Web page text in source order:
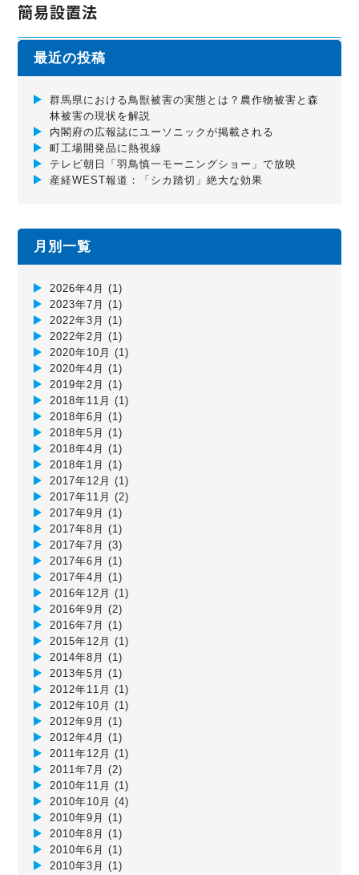
簡易設置法
最近の投稿
群馬県における鳥獣被害の実態とは？農作物被害と森
林被害の現状を解説
内閣府の広報誌にユーソニックが掲載される
町工場開発品に熱視線
テレビ朝日「羽鳥慎一モーニングショー」で放映
産経WEST報道：「シカ踏切」絶大な効果
月別一覧
2026年4月 (1)
2023年7月 (1)
2022年3月 (1)
2022年2月 (1)
2020年10月 (1)
2020年4月 (1)
2019年2月 (1)
2018年11月 (1)
2018年6月 (1)
2018年5月 (1)
2018年4月 (1)
2018年1月 (1)
2017年12月 (1)
2017年11月 (2)
2017年9月 (1)
2017年8月 (1)
2017年7月 (3)
2017年6月 (1)
2017年4月 (1)
2016年12月 (1)
2016年9月 (2)
2016年7月 (1)
2015年12月 (1)
2014年8月 (1)
2013年5月 (1)
2012年11月 (1)
2012年10月 (1)
2012年9月 (1)
2012年4月 (1)
2011年12月 (1)
2011年7月 (2)
2010年11月 (1)
2010年10月 (4)
2010年9月 (1)
2010年8月 (1)
2010年6月 (1)
2010年3月 (1)